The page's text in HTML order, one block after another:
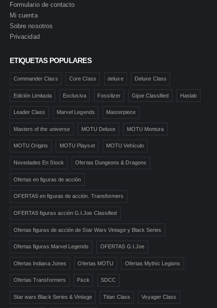
Formulario de contacto
Mi cuenta
Sobre nosotros
Privacidad
ETIQUETAS POPULARES
Commander Class Core Class deluxe Deluxe Class
Edición Limitada Exclusiva Fossilizer Gijoe Classified Haslab
Leader Class Marvel Legends Masterpiece
Masters of the universe MOTU Deluxe MOTU Montura
MOTU Origins MOTU Playset MOTU Vehículo
Novedades En Stock Ofertas Dungeons & Dragons
Ofertas en figuras de acción
OFERTAS en figuras de acción. Transformers
OFERTAS figuras acción G.I.Joe Classified
Ofertas figuras de acción de Star Wars Vintage y Black Series
Ofertas figuras Marvel Legends OFERTAS G.I.Joe
Ofertas Indiana Jones Ofertas MOTU Ofertas Mythic Legions
Ofertas Transformers Pack SDCC
Star wars Black Series & Vintage Titan Class Voyager Class